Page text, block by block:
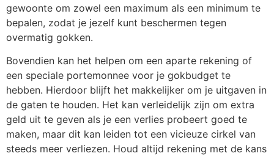
gewoonte om zowel een maximum als een minimum te
bepalen, zodat je jezelf kunt beschermen tegen
overmatig gokken.
Bovendien kan het helpen om een aparte rekening of
een speciale portemonnee voor je gokbudget te
hebben. Hierdoor blijft het makkelijker om je uitgaven in
de gaten te houden. Het kan verleidelijk zijn om extra
geld uit te geven als je een verlies probeert goed te
maken, maar dit kan leiden tot een vicieuze cirkel van
steeds meer verliezen. Houd altijd rekening met de kans